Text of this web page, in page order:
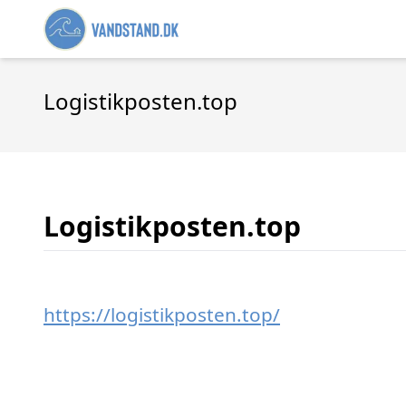
Logistikposten.top
Logistikposten.top
https://logistikposten.top/